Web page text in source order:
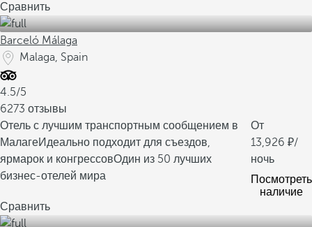
Сравнить
Barceló Málaga
Malaga, Spain
4.5/5
6273 отзывы
Отель с лучшим транспортным сообщением в
МалагеИдеально подходит для съездов,
ярмарок и конгрессовОдин из 50 лучших
бизнес-отелей мира
От
13,926
/
ночь
Посмотреть
наличие
Сравнить